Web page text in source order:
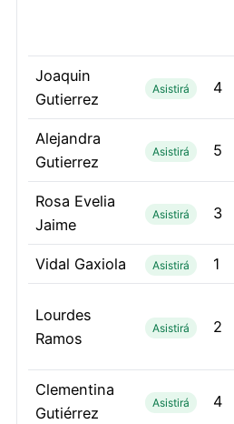
Joaquin
Gutierrez
Asistirá 4
Alejandra
Gutierrez
Asistirá 5
Rosa Evelia
Jaime
Asistirá 3
Vidal Gaxiola Asistirá 1
Lourdes
Ramos
Asistirá 2
Clementina
Gutiérrez
Asistirá 4